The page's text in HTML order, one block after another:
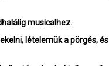
musicalhez.
lételemük a pörgés,